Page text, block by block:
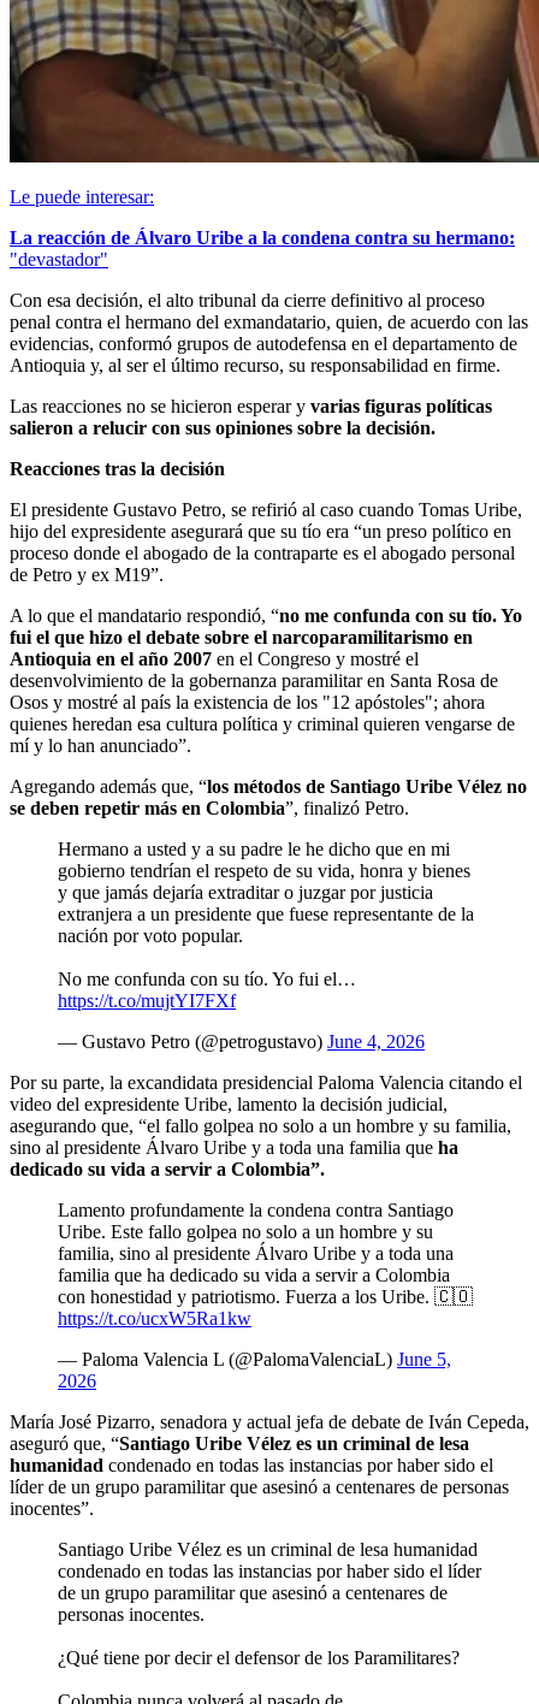
Le puede interesar:
La reacción de Álvaro Uribe a la condena contra su hermano:
"devastador"
Con esa decisión, el alto tribunal da cierre definitivo al proceso
penal contra el hermano del exmandatario, quien, de acuerdo con las
evidencias, conformó grupos de autodefensa en el departamento de
Antioquia y, al ser el último recurso, su responsabilidad en firme.
Las reacciones no se hicieron esperar y varias figuras políticas
salieron a relucir con sus opiniones sobre la decisión.
Reacciones tras la decisión
El presidente Gustavo Petro, se refirió al caso cuando Tomas Uribe,
hijo del expresidente asegurará que su tío era “un preso político en
proceso donde el abogado de la contraparte es el abogado personal
de Petro y ex M19”.
A lo que el mandatario respondió, “no me confunda con su tío. Yo
fui el que hizo el debate sobre el narcoparamilitarismo en
Antioquia en el año 2007 en el Congreso y mostré el
desenvolvimiento de la gobernanza paramilitar en Santa Rosa de
Osos y mostré al país la existencia de los "12 apóstoles"; ahora
quienes heredan esa cultura política y criminal quieren vengarse de
mí y lo han anunciado”.
Agregando además que, “los métodos de Santiago Uribe Vélez no
se deben repetir más en Colombia”, finalizó Petro.
Hermano a usted y a su padre le he dicho que en mi
gobierno tendrían el respeto de su vida, honra y bienes
y que jamás dejaría extraditar o juzgar por justicia
extranjera a un presidente que fuese representante de la
nación por voto popular.
No me confunda con su tío. Yo fui el…
https://t.co/mujtYI7FXf
— Gustavo Petro (@petrogustavo) June 4, 2026
Por su parte, la excandidata presidencial Paloma Valencia citando el
video del expresidente Uribe, lamento la decisión judicial,
asegurando que, “el fallo golpea no solo a un hombre y su familia,
sino al presidente Álvaro Uribe y a toda una familia que ha
dedicado su vida a servir a Colombia”.
Lamento profundamente la condena contra Santiago
Uribe. Este fallo golpea no solo a un hombre y su
familia, sino al presidente Álvaro Uribe y a toda una
familia que ha dedicado su vida a servir a Colombia
con honestidad y patriotismo. Fuerza a los Uribe. 🇨🇴
https://t.co/ucxW5Ra1kw
— Paloma Valencia L (@PalomaValenciaL) June 5,
2026
María José Pizarro, senadora y actual jefa de debate de Iván Cepeda,
aseguró que, “Santiago Uribe Vélez es un criminal de lesa
humanidad condenado en todas las instancias por haber sido el
líder de un grupo paramilitar que asesinó a centenares de personas
inocentes”.
Santiago Uribe Vélez es un criminal de lesa humanidad
condenado en todas las instancias por haber sido el líder
de un grupo paramilitar que asesinó a centenares de
personas inocentes.
¿Qué tiene por decir el defensor de los Paramilitares?